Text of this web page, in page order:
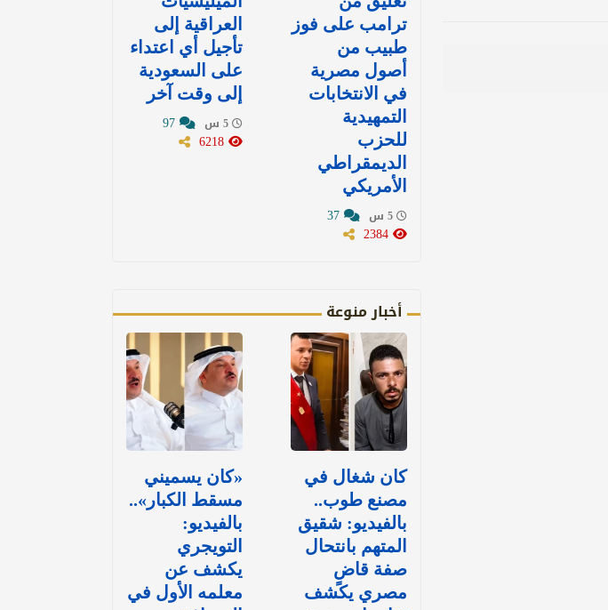
ترامب على فوز
طبيب من
أصول مصرية
في الانتخابات
التمهيدية
للحزب
الديمقراطي
الأمريكي
العراقية إلى
تأجيل أي اعتداء
على السعودية
إلى وقت آخر
أخبار منوعة
كان شغال في
مصنع طوب..
بالفيديو: شقيق
المتهم بانتحال
صفة قاضٍ
مصري يكشف
«كان يسميني
مسقط الكبار»..
بالفيديو:
التويجري
يكشف عن
معلمه الأول في